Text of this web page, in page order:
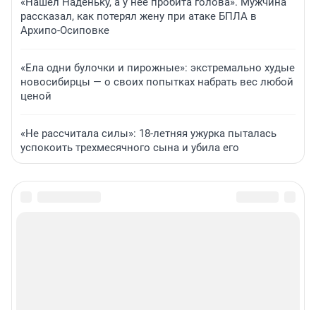
рассказал, как потерял жену при атаке БПЛА в
Архипо-Осиповке
«Ела одни булочки и пирожные»: экстремально худые
новосибирцы — о своих попытках набрать вес любой
ценой
«Не рассчитала силы»: 18-летняя ужурка пыталась
успокоить трехмесячного сына и убила его